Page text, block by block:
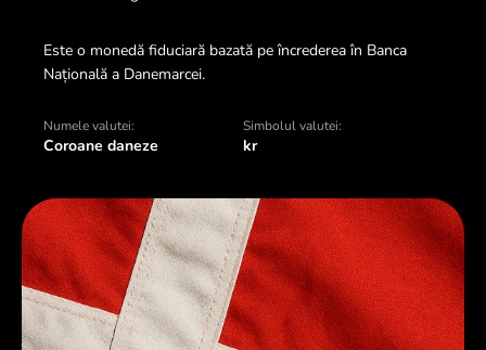
Este o monedă fiduciară bazată pe încrederea în Banca
Națională a Danemarcei.
Numele valutei:
Coroane daneze
Simbolul valutei:
kr